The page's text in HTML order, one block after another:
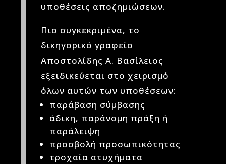
υποθέσεις αποζημιώσεων.
Πιο συγκεκριμένα, το
δικηγορικό γραφείο
Αποστολίδης Α. Βασίλειος
εξειδικεύεται στο χειρισμό
όλων αυτών των υποθέσεων:
παράβαση σύμβασης
άδικη, παράνομη πράξη ή
παράλειψη
προσβολή προσωπικότητας
τροχαία ατυχήματα